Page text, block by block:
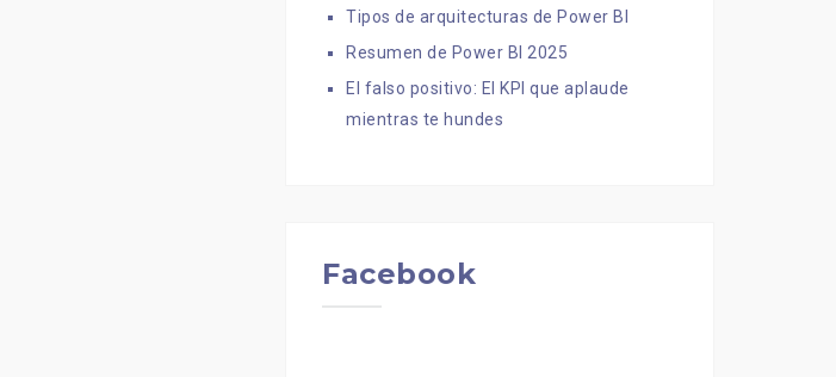
Tipos de arquitecturas de Power BI
Resumen de Power BI 2025
El falso positivo: El KPI que aplaude
mientras te hundes
Facebook